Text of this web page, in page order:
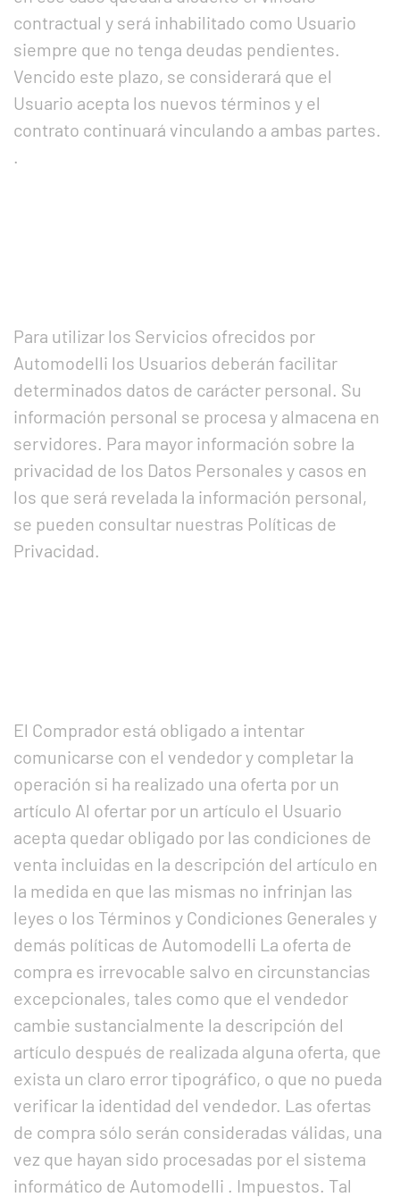
contractual y será inhabilitado como Usuario
siempre que no tenga deudas pendientes.
Vencido este plazo, se considerará que el
Usuario acepta los nuevos términos y el
contrato continuará vinculando a ambas partes.
.
Para utilizar los Servicios ofrecidos por
Automodelli los Usuarios deberán facilitar
determinados datos de carácter personal. Su
información personal se procesa y almacena en
servidores. Para mayor información sobre la
privacidad de los Datos Personales y casos en
los que será revelada la información personal,
se pueden consultar nuestras Políticas de
Privacidad.
El Comprador está obligado a intentar
comunicarse con el vendedor y completar la
operación si ha realizado una oferta por un
artículo Al ofertar por un artículo el Usuario
acepta quedar obligado por las condiciones de
venta incluidas en la descripción del artículo en
la medida en que las mismas no infrinjan las
leyes o los Términos y Condiciones Generales y
demás políticas de Automodelli La oferta de
compra es irrevocable salvo en circunstancias
excepcionales, tales como que el vendedor
cambie sustancialmente la descripción del
artículo después de realizada alguna oferta, que
exista un claro error tipográfico, o que no pueda
verificar la identidad del vendedor. Las ofertas
de compra sólo serán consideradas válidas, una
vez que hayan sido procesadas por el sistema
informático de Automodelli . Impuestos. Tal